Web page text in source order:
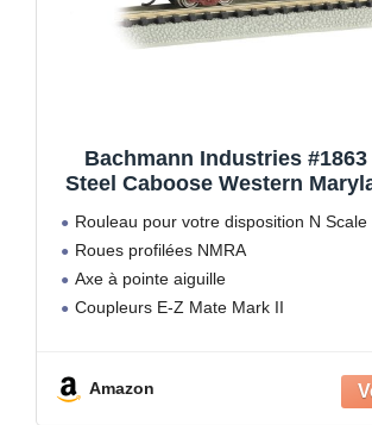
Bachmann Industries
Steel Caboose Western
Rouleau pour votre disposition N Scale
Roues profilées NMRA
Axe à pointe aiguille
Coupleurs E-Z Mate Mark II
Amazon